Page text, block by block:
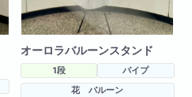
オーロラバルーンスタンド
1段
パイプ
花 バルーン